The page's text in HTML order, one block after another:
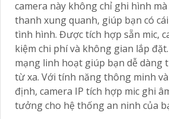
camera này không chỉ ghi hình
thanh xung quanh, giúp bạn có
tình hình. Được tích hợp sẵn mic,
kiệm chi phí và không gian lắp
mạng linh hoạt giúp bạn dễ dàng
từ xa. Với tính năng thông minh
định, camera IP tích hợp mic ghi
tưởng cho hệ thống an ninh của